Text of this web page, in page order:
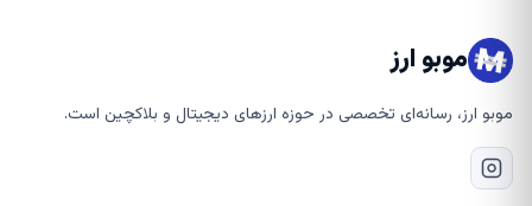
موبو ارز
موبو ارز، رسانه‌ای تخصصی در حوزه ارزهای دیجیتال و بلاکچین است.